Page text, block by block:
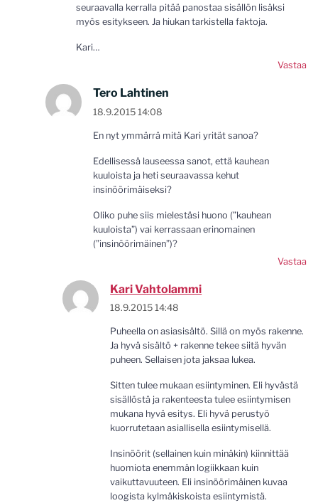
seuraavalla kerralla pitää panostaa sisällön lisäksi
myös esitykseen. Ja hiukan tarkistella faktoja.
Kari…
Vastaa
Tero Lahtinen
18.9.2015 14:08
En nyt ymmärrä mitä Kari yrität sanoa?
Edellisessä lauseessa sanot, että kauhean
kuuloista ja heti seuraavassa kehut
insinöörimäiseksi?
Oliko puhe siis mielestäsi huono (”kauhean
kuuloista”) vai kerrassaan erinomainen
(”insinöörimäinen”)?
Vastaa
Kari Vahtolammi
18.9.2015 14:48
Puheella on asiasisältö. Sillä on myös rakenne.
Ja hyvä sisältö + rakenne tekee siitä hyvän
puheen. Sellaisen jota jaksaa lukea.
Sitten tulee mukaan esiintyminen. Eli hyvästä
sisällöstä ja rakenteesta tulee esiintymisen
mukana hyvä esitys. Eli hyvä perustyö
kuorrutetaan asiallisella esiintymisellä.
Insinöörit (sellainen kuin minäkin) kiinnittää
huomiota enemmän logiikkaan kuin
vaikuttavuuteen. Eli insinöörimäinen kuvaa
loogista kylmäkiskoista esiintymistä.